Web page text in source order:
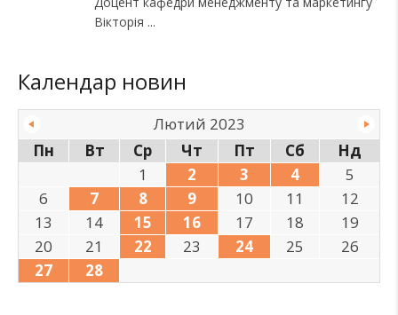
Вікторія
Календар новин
Лютий 2023
Пн
Вт Ср Чт Пт Сб
Нд
1
2 3 4
5
6
7 8 9 10 11
12
13
14 15 16 17 18
19
20
21 22 23 24 25
26
27
28